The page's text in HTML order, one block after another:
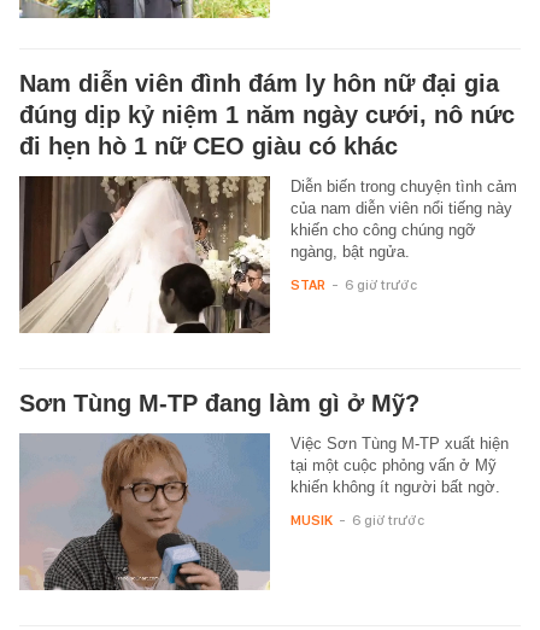
Nam diễn viên đình đám ly hôn nữ đại gia
đúng dịp kỷ niệm 1 năm ngày cưới, nô nức
đi hẹn hò 1 nữ CEO giàu có khác
Diễn biến trong chuyện tình cảm
của nam diễn viên nổi tiếng này
khiến cho công chúng ngỡ
ngàng, bật ngửa.
STAR - 6 giờ trước
Sơn Tùng M-TP đang làm gì ở Mỹ?
Việc Sơn Tùng M-TP xuất hiện
tại một cuộc phỏng vấn ở Mỹ
khiến không ít người bất ngờ.
MUSIK - 6 giờ trước